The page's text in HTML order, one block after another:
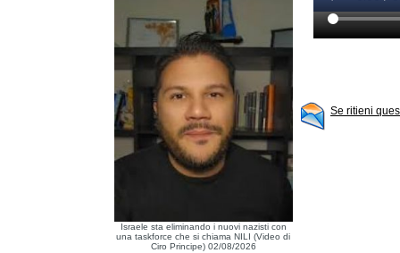
Israele sta eliminando i nuovi nazisti con
una taskforce che si chiama NILI (Video di
Ciro Principe) 02/08/2026
Se ritieni